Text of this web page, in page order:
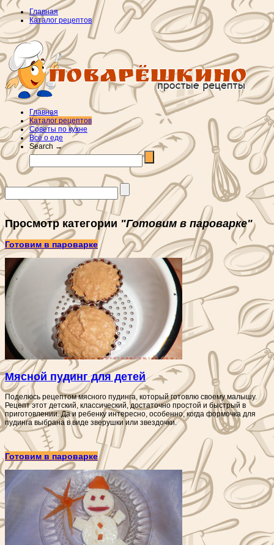
Главная
Каталог рецептов
Главная
Каталог рецептов
Советы по кухне
Всё о еде
Search →
Просмотр категории "Готовим в пароварке"
Готовим в пароварке
Мясной пудинг для детей
Поделюсь рецептом мясного пудинга, который готовлю своему малышу.
Рецепт этот детский, классический, достаточно простой и быстрый в
приготовлении. Да и ребенку интересно, особенно, когда формочка для
пудинга выбрана в виде зверушки или звездочки.
Готовим в пароварке